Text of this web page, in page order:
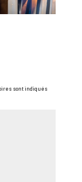
sont indiqués